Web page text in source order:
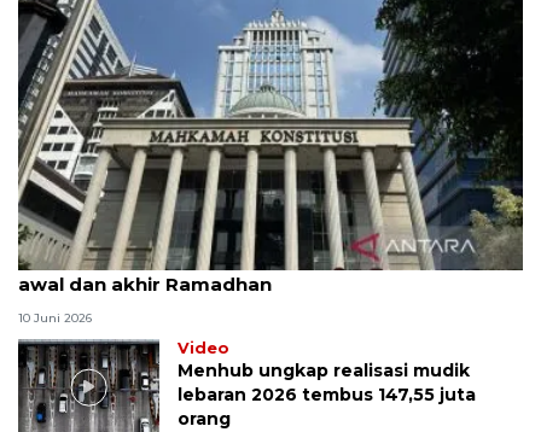
MK uji materi UU Peradilan Agama perihal isbat
awal dan akhir Ramadhan
10 Juni 2026
Video
Menhub ungkap realisasi mudik
lebaran 2026 tembus 147,55 juta
orang